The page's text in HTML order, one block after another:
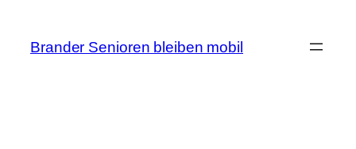
springen
Brander Senioren bleiben mobil